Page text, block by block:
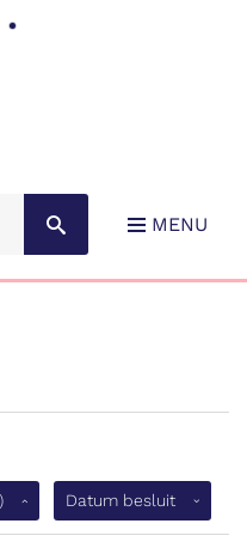
MENU
Datum besluit